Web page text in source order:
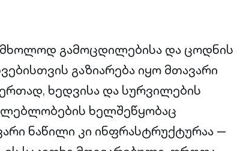
მხოლოდ გამოცდილებისა და ცოდნის
გაზიარება იყო მთავარი
ხედვისა და სურვილების
ხელშეწყობაც
ნაწილი კი ინფრასტრუქტურაა —